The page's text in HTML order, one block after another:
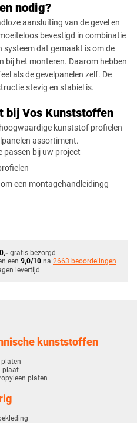
nodig?
aansluiting van de gevel en
bevestigd in combinatie
systeem dat gemaakt is om de
bij het monteren. Daarom hebben
als de gevelpanelen zelf. De
stevig en stabiel is.
bij Vos Kunststoffen
kunststof profielen
assortiment.
passen bij uw project
een montagehandleidingg
gratis bezorgd
een 9,0/10 na 2663 beoordelingen
levertijd
kunststoffen
platen
plaat
platen